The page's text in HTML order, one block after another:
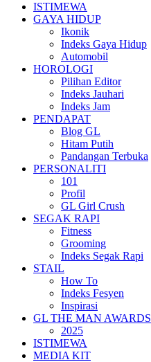
ISTIMEWA
GAYA HIDUP
Ikonik
Indeks Gaya Hidup
Automobil
HOROLOGI
Pilihan Editor
Indeks Jauhari
Indeks Jam
PENDAPAT
Blog GL
Hitam Putih
Pandangan Terbuka
PERSONALITI
101
Profil
GL Girl Crush
SEGAK RAPI
Fitness
Grooming
Indeks Segak Rapi
STAIL
How To
Indeks Fesyen
Inspirasi
GL THE MAN AWARDS
2025
ISTIMEWA
MEDIA KIT